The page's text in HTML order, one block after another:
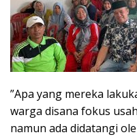
”Apa yang mereka
warga disana fokus
namun ada didatangi